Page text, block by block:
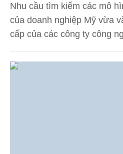
Nhu cầu tìm kiếm các mô
của doanh nghiệp Mỹ vừa
cấp của các công ty công